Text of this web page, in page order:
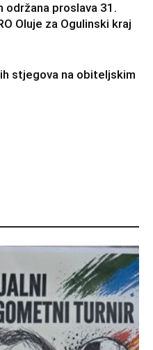
održana proslava 31.
Oluje za Ogulinski kraj
stjegova na obiteljskim